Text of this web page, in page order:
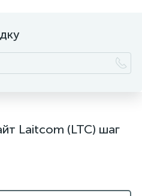
Laitcom (LTC) шаг